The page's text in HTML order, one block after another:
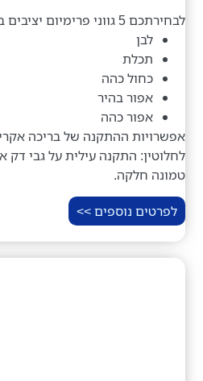
לבחירתכם 5 גווני פרימיום יציבים בבריכה אקרילית PL450:
לבן
תכלת
כחול כהה
אפור בהיר
אפור כהה
לחלוטין: התקנה עילית על גבי דק
טמונה חלקה.
לפרטים נוספים >>